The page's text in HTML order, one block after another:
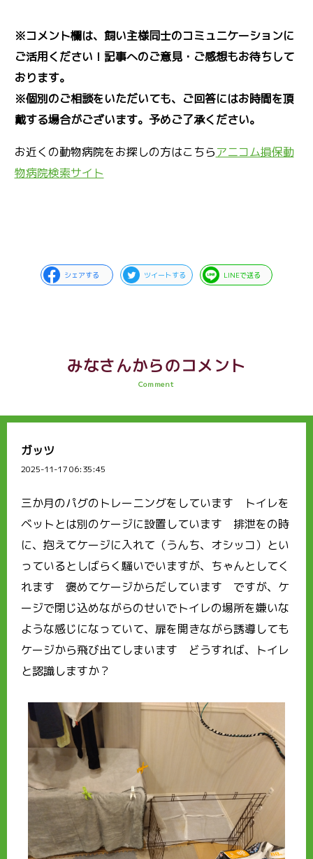
※コメント欄は、飼い主様同士のコミュニケーションに
ご活用ください！記事へのご意見・ご感想もお待ちして
おります。
※個別のご相談をいただいても、ご回答にはお時間を頂
戴する場合がございます。予めご了承ください。
お近くの動物病院をお探しの方はこちらアニコム損保動
物病院検索サイト
シェアする ツイートする LINEで送る
みなさんからのコメント
Comment
ガッツ
2025-11-17 06:35:45
三か月のパグのトレーニングをしています トイレを
ベットとは別のケージに設置しています 排泄をの時
に、抱えてケージに入れて（うんち、オシッコ）とい
っているとしばらく騒いでいますが、ちゃんとしてく
れます 褒めてケージからだしています ですが、ケ
ージで閉じ込めながらのせいでトイレの場所を嫌いな
ような感じになっていて、扉を開きながら誘導しても
ケージから飛び出てしまいます どうすれば、トイレ
と認識しますか？